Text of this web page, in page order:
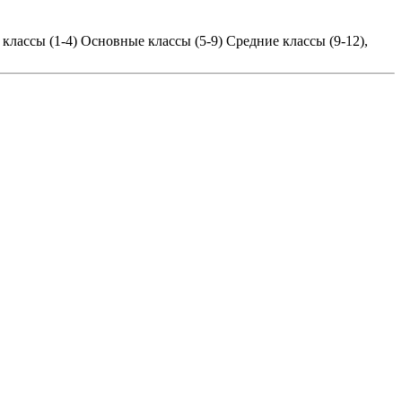
(1-4) Основные классы (5-9) Средние классы (9-12),